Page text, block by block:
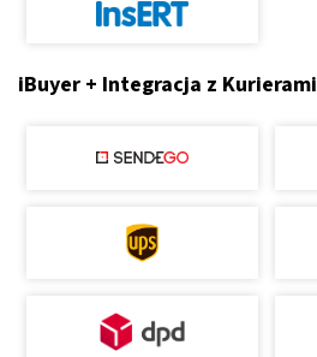
iBuyer + Integracja z Kurierami